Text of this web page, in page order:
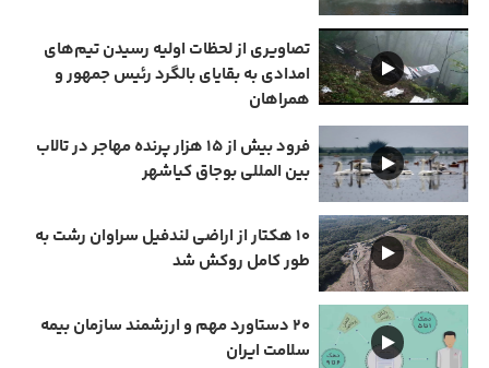
تصاویری از لحظات اولیه رسیدن تیم‌های
امدادی به بقایای بالگرد رئیس جمهور و
همراهان
فرود بیش از ۱۵ هزار پرنده مهاجر در تالاب
بین المللی بوجاق کیاشهر
۱۰ هکتار از اراضی لندفیل سراوان رشت به
طور کامل روکش شد
۲۰ دستاورد مهم و ارزشمند سازمان بیمه
سلامت ایران